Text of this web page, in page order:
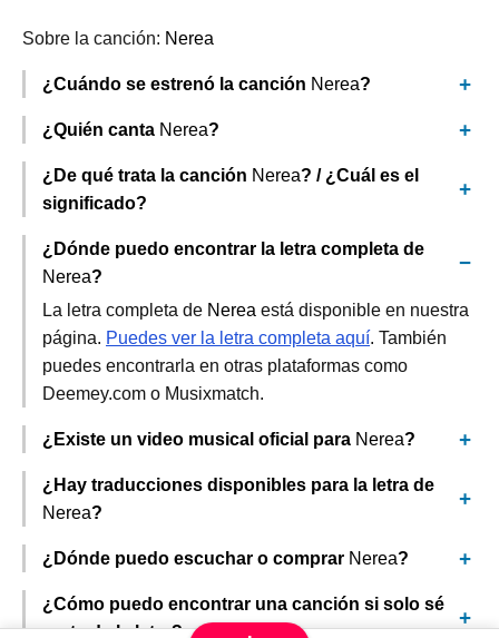
Sobre la canción: Nerea
¿Cuándo se estrenó la canción Nerea?
¿Quién canta Nerea?
¿De qué trata la canción Nerea? / ¿Cuál es el
significado?
¿Dónde puedo encontrar la letra completa de
Nerea?
La letra completa de Nerea está disponible en nuestra
página. Puedes ver la letra completa aquí. También
puedes encontrarla en otras plataformas como
Deemey.com o Musixmatch.
¿Existe un video musical oficial para Nerea?
¿Hay traducciones disponibles para la letra de
Nerea?
¿Dónde puedo escuchar o comprar Nerea?
¿Cómo puedo encontrar una canción si solo sé
parte de la letra?